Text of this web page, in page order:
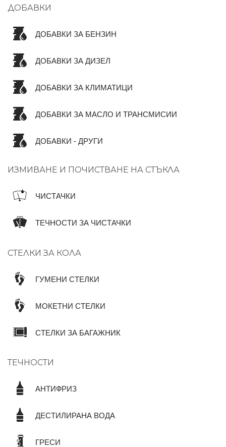
ДОБАВКИ
ДОБАВКИ ЗА БЕНЗИН
ДОБАВКИ ЗА ДИЗЕЛ
ДОБАВКИ ЗА КЛИМАТИЦИ
ДОБАВКИ ЗА МАСЛО И ТРАНСМИСИИ
ДОБАВКИ - ДРУГИ
ИЗМИВАНЕ И ПОЧИСТВАНЕ НА СТЪКЛА
ЧИСТАЧКИ
ТЕЧНОСТИ ЗА ЧИСТАЧКИ
СТЕЛКИ ЗА КОЛА
ГУМЕНИ СТЕЛКИ
МОКЕТНИ СТЕЛКИ
СТЕЛКИ ЗА БАГАЖНИК
ТЕЧНОСТИ
АНТИФРИЗ
ДЕСТИЛИРАНА ВОДА
ГРЕСИ